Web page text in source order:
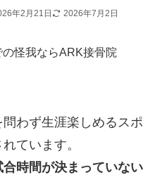
年2月21日 2026年7月2日
わず生涯楽しめるスポ
ています。
合時間が決まっていない